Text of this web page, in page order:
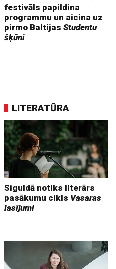
festivāls papildina
programmu un aicina uz
pirmo BaltijasStudentu
šķūni
LITERATŪRA
Siguldā notiks literārs
pasākumu cikls Vasaras
lasījumi